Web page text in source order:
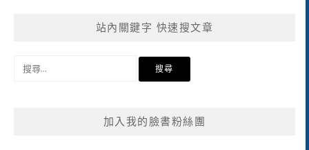
站內關鍵字 快速搜文章
加入我的臉書粉絲團